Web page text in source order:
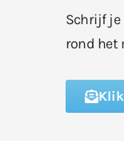
Schrijf je
rond het